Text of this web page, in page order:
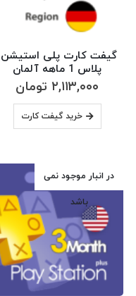
گیفت کارت پلی استیشن
پلاس 1 ماهه آلمان
۲,۱۱۳,۰۰۰ تومان
خرید گیفت کارت
در انبار موجود نمی
باشد